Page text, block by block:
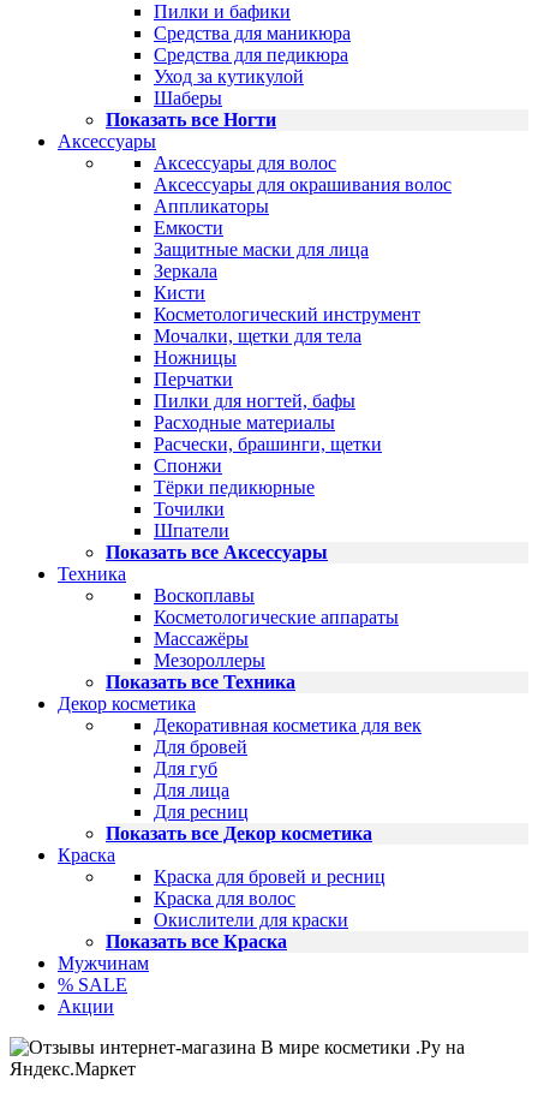
Пилки и бафики
Средства для маникюра
Средства для педикюра
Уход за кутикулой
Шаберы
Показать все Ногти
Аксессуары
Аксессуары для волос
Аксессуары для окрашивания волос
Аппликаторы
Емкости
Защитные маски для лица
Зеркала
Кисти
Косметологический инструмент
Мочалки, щетки для тела
Ножницы
Перчатки
Пилки для ногтей, бафы
Расходные материалы
Расчески, брашинги, щетки
Спонжи
Тёрки педикюрные
Точилки
Шпатели
Показать все Аксессуары
Техника
Воскоплавы
Косметологические аппараты
Массажёры
Мезороллеры
Показать все Техника
Декор косметика
Декоративная косметика для век
Для бровей
Для губ
Для лица
Для ресниц
Показать все Декор косметика
Краска
Краска для бровей и ресниц
Краска для волос
Окислители для краски
Показать все Краска
Мужчинам
% SALE
Акции